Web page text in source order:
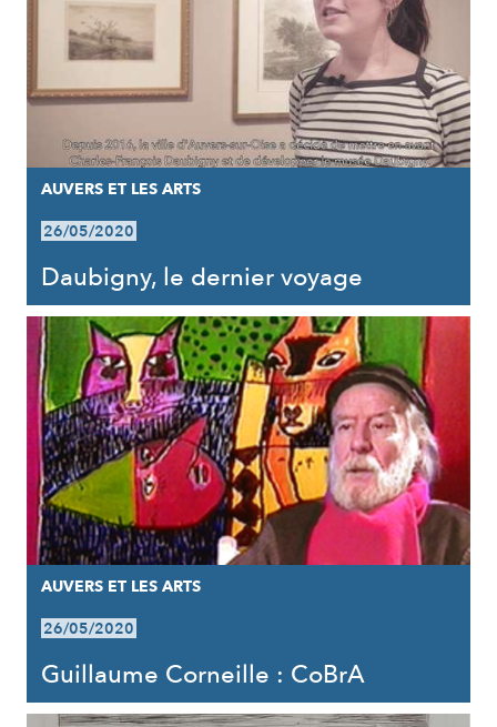
AUVERS ET LES ARTS
26/05/2020
Daubigny, le dernier voyage
AUVERS ET LES ARTS
26/05/2020
Guillaume Corneille : CoBrA